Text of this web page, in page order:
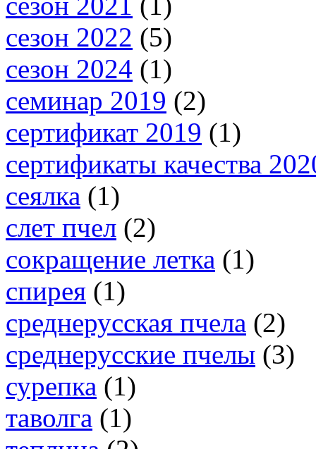
сезон 2022 (5)
сезон 2024 (1)
семинар 2019 (2)
сертификат 2019 (1)
сертификаты качества
сеялка (1)
слет пчел (2)
сокращение летка (1)
спирея (1)
среднерусская пчела (2)
среднерусские пчелы (3)
сурепка (1)
таволга (1)